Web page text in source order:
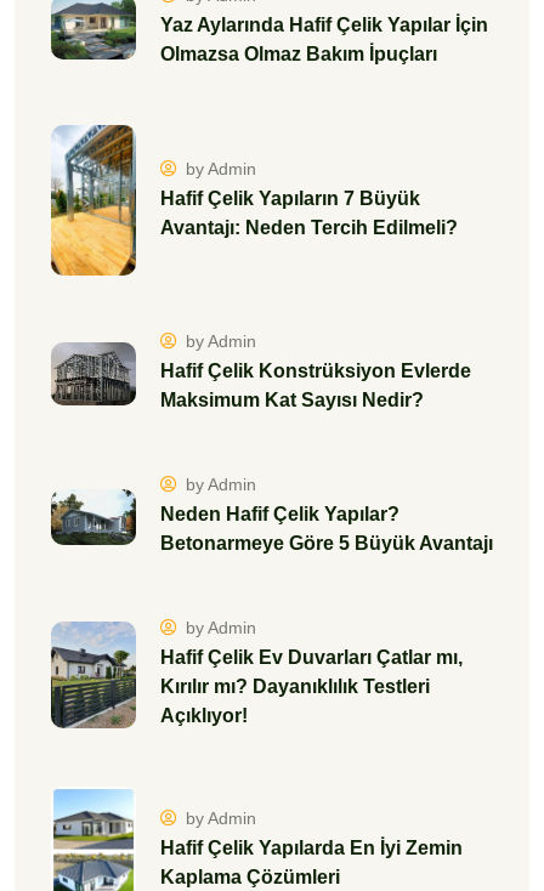
Yaz Aylarında Hafif Çelik Yapılar İçin
Olmazsa Olmaz Bakım İpuçları
by Admin
Hafif Çelik Yapıların 7 Büyük
Avantajı: Neden Tercih Edilmeli?
by Admin
Hafif Çelik Konstrüksiyon Evlerde
Maksimum Kat Sayısı Nedir?
by Admin
Neden Hafif Çelik Yapılar?
Betonarmeye Göre 5 Büyük Avantajı
by Admin
Hafif Çelik Ev Duvarları Çatlar mı,
Kırılır mı? Dayanıklılık Testleri
Açıklıyor!
by Admin
Hafif Çelik Yapılarda En İyi Zemin
Kaplama Çözümleri